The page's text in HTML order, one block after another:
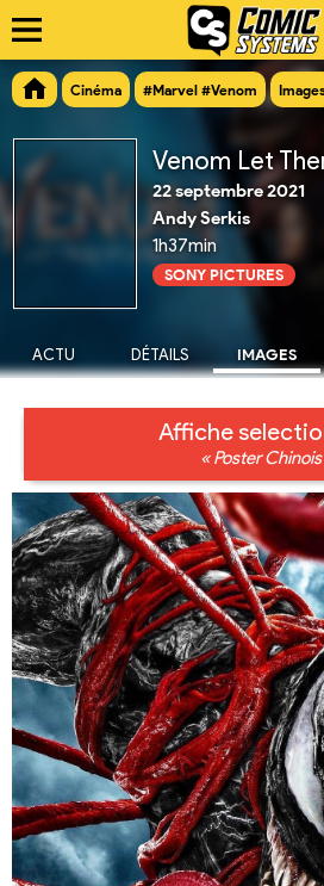
Cinéma #Marvel #Venom
Venom Let
22 septembre 2021
Andy Serkis
1h37min
SONY PICTURES
ACTU DÉTAILS IMAGES
Affiche
« Poster